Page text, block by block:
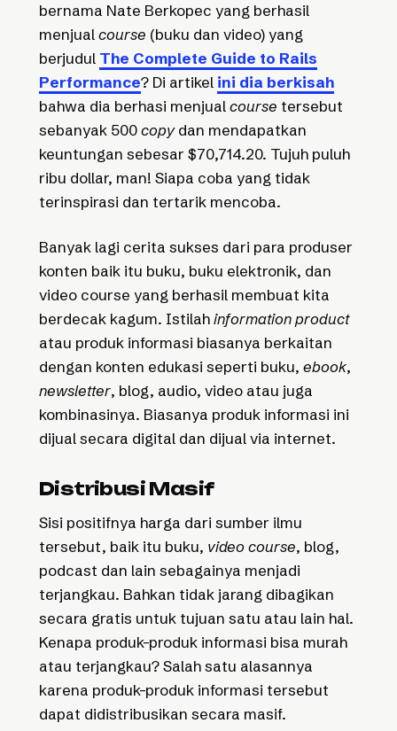
bernama Nate Berkopec yang berhasil
menjualcourse (buku dan video) yang
berjudul The Complete Guide to Rails
Performance? Di artikel ini dia berkisah
bahwa dia berhasi menjualcourse tersebut
sebanyak 500copydan mendapatkan
keuntungan sebesar $70,714.20. Tujuh puluh
ribu dollar, man! Siapa coba yang tidak
terinspirasi dan tertarik mencoba.
Banyak lagi cerita sukses dari para produser
konten baik itu buku, buku elektronik, dan
video course yang berhasil membuat kita
berdecak kagum. Istilahinformation product
atau produk informasi biasanya berkaitan
dengan konten edukasi seperti buku, ebook,
newsletter, blog, audio, video atau juga
kombinasinya. Biasanya produk informasi ini
dijual secara digital dan dijual via internet.
Distribusi Masif
Sisi positifnya harga dari sumber ilmu
tersebut, baik itu buku, video course, blog,
podcast dan lain sebagainya menjadi
terjangkau. Bahkan tidak jarang dibagikan
secara gratis untuk tujuan satu atau lain hal.
Kenapa produk-produk informasi bisa murah
atau terjangkau? Salah satu alasannya
karena produk-produk informasi tersebut
dapat didistribusikan secara masif.